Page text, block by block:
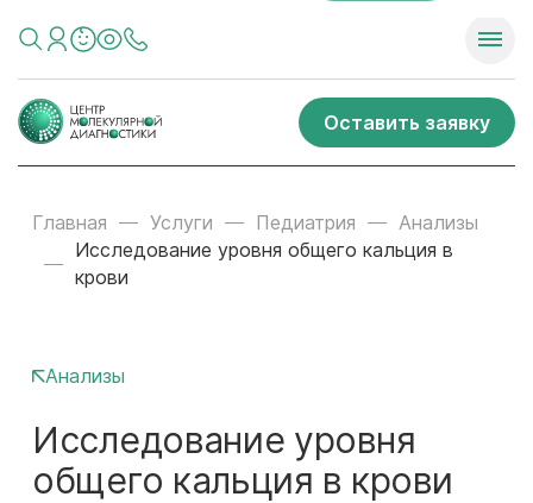
Оставить заявку
Главная Услуги Педиатрия
Анализы
Исследование уровня общего кальция в
крови
Анализы
Исследование уровня
общего кальция в крови